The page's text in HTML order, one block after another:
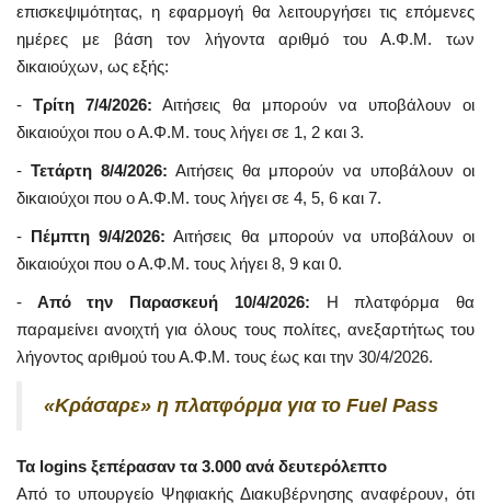
επισκεψιμότητας, η εφαρμογή θα λειτουργήσει τις επόμενες
ημέρες με βάση τον λήγοντα αριθμό του Α.Φ.Μ. των
δικαιούχων, ως εξής:
-Τρίτη 7/4/2026: Αιτήσεις θα μπορούν να υποβάλουν οι
δικαιούχοι που ο Α.Φ.Μ. τους λήγει σε 1, 2 και 3.
- Τετάρτη 8/4/2026: Αιτήσεις θα μπορούν να υποβάλουν οι
δικαιούχοι που ο Α.Φ.Μ. τους λήγει σε 4, 5, 6 και 7.
- Πέμπτη 9/4/2026: Αιτήσεις θα μπορούν να υποβάλουν οι
δικαιούχοι που ο Α.Φ.Μ. τους λήγει 8, 9 και 0.
- Από την Παρασκευή 10/4/2026: Η πλατφόρμα θα
παραμείνει ανοιχτή για όλους τους πολίτες, ανεξαρτήτως του
λήγοντος αριθμού του Α.Φ.Μ. τους έως και την 30/4/2026.
«Κράσαρε» η πλατφόρμα για το Fuel Pass
Τα logins ξεπέρασαν τα 3.000 ανά δευτερόλεπτο
Από το υπουργείο Ψηφιακής Διακυβέρνησης αναφέρουν, ότι